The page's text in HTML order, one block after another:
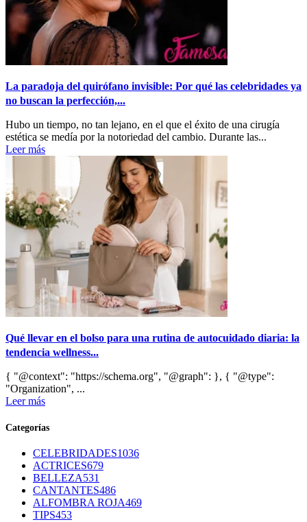
La paradoja del quirófano invisible: Por qué las celebridades ya
no buscan la perfección,...
Hubo un tiempo, no tan lejano, en el que el éxito de una cirugía
estética se medía por la notoriedad del cambio. Durante las...
Leer más
Qué llevar en el bolso para una rutina de autocuidado diaria: la
tendencia wellness...
{ "@context": "https://schema.org", "@graph": }, { "@type":
"Organization", ...
Leer más
Categorías
CELEBRIDADES1036
ACTRICES679
BELLEZA531
CANTANTES486
ALFOMBRA ROJA469
TIPS453